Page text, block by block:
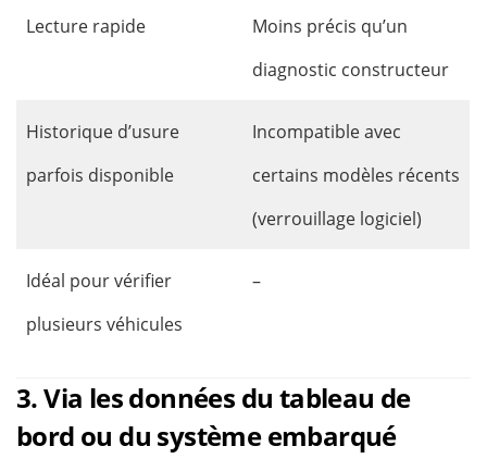
Lecture rapide
Moins précis qu’un
diagnostic constructeur
Historique d’usure
parfois disponible
Incompatible avec
certains modèles récents
(verrouillage logiciel)
Idéal pour vérifier
plusieurs véhicules
–
3. Via les données du tableau de
bord ou du système embarqué